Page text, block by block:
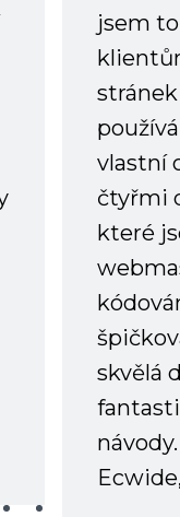
jsem
vlastní
čtyřmi
které
skvělá